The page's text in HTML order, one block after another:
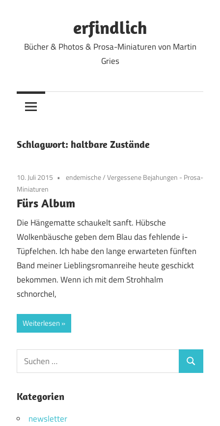
erfindlich
Bücher & Photos & Prosa-Miniaturen von Martin
Gries
Schlagwort: haltbare Zustände
10. Juli 2015 endemische/Vergessene Bejahungen - Prosa-
Miniaturen
Fürs Album
Die Hängematte schaukelt sanft. Hübsche
Wolkenbäusche geben dem Blau das fehlende i-
Tüpfelchen. Ich habe den lange erwarteten fünften
Band meiner Lieblingsromanreihe heute geschickt
bekommen. Wenn ich mit dem Strohhalm
schnorchel,
Weiterlesen
Suchen
nach:
Suchen
Kategorien
newsletter